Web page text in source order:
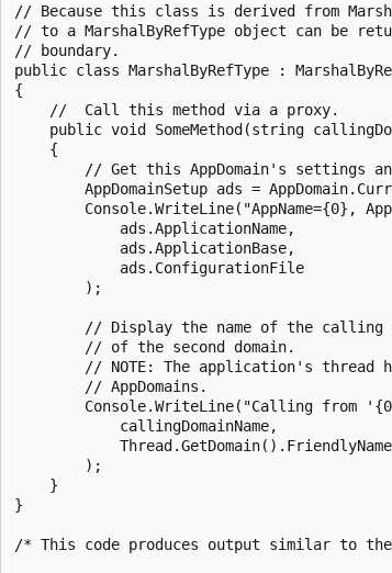
// Because this class is derived from
// to a MarshalByRefType object can be
// boundary.
public class MarshalByRefType :
{
    //  Call this method via a proxy.
public void SomeMethod(string
    {
// Get this AppDomain's settings
AppDomainSetup ads =
Console.WriteLine("AppName={0},
            ads.ApplicationName,
            ads.ApplicationBase,
            ads.ConfigurationFile
        );
// Display the name of the calling
        // of the second domain.
// NOTE: The application's thread
        // AppDomains.
Console.WriteLine("Calling from
            callingDomainName,
            Thread.GetDomain().FriendlyName
        );
    }
}
/* This code produces output similar to